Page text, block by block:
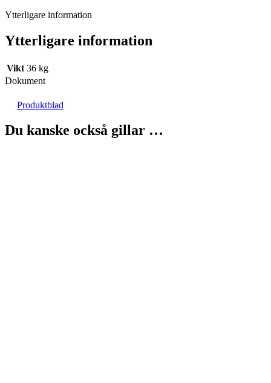
Ytterligare information
Ytterligare information
Vikt 36 kg
Dokument
Produktblad
Du kanske också gillar …